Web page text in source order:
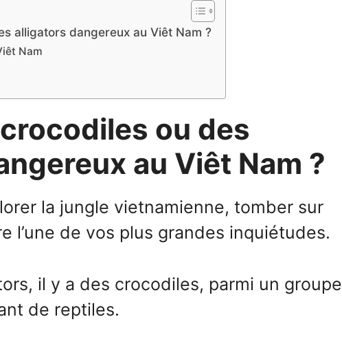
alligators dangereux au Viêt Nam ?
Nam
ou des
au Viêt Nam ?
la jungle vietnamienne, tomber sur
l’une de vos plus grandes inquiétudes.
il y a des crocodiles, parmi un groupe
de reptiles.